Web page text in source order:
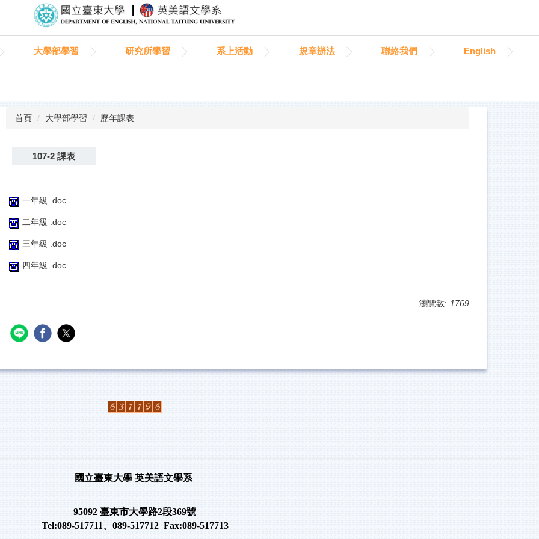
大學部學習 研究所學習 系上活動 規章辦法 聯絡我們 English
首頁 大學部學習 歷年課表
107-2 課表
一年級 .doc
二年級 .doc
三年級 .doc
四年級 .doc
瀏覽數: 1769
國立臺東大學 英美語文學系
95092 臺東市大學路2段369號
Tel:089-517711、 089-517712 Fax:089-517713